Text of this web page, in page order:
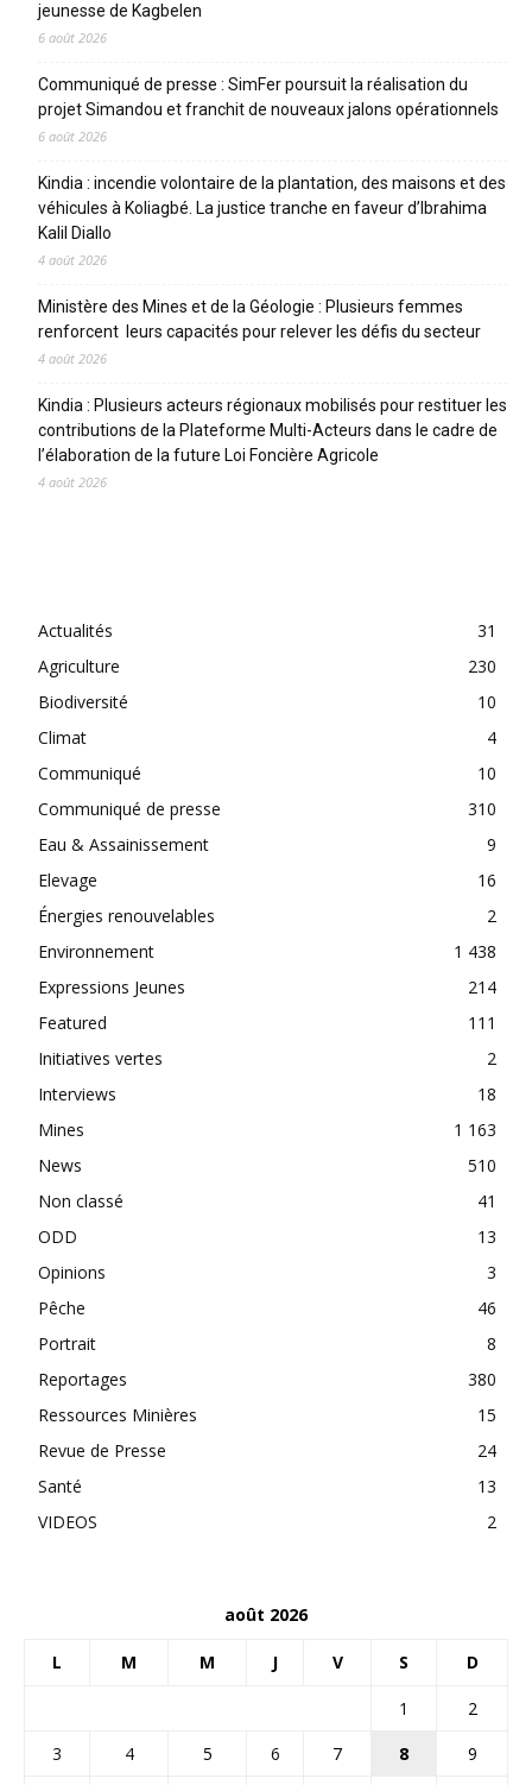
jeunesse de Kagbelen
6 août 2026
Communiqué de presse : SimFer poursuit la réalisation du
projet Simandou et franchit de nouveaux jalons opérationnels
6 août 2026
Kindia : incendie volontaire de la plantation, des maisons et des
véhicules à Koliagbé. La justice tranche en faveur d’Ibrahima
Kalil Diallo
4 août 2026
Ministère des Mines et de la Géologie : Plusieurs femmes
renforcent leurs capacités pour relever les défis du secteur
4 août 2026
Kindia : Plusieurs acteurs régionaux mobilisés pour restituer les
contributions de la Plateforme Multi-Acteurs dans le cadre de
l’élaboration de la future Loi Foncière Agricole
4 août 2026
Actualités
31
Agriculture
230
Biodiversité
10
Climat
4
Communiqué
10
Communiqué de presse
310
Eau & Assainissement
9
Elevage
16
Énergies renouvelables
2
Environnement
1 438
Expressions Jeunes
214
Featured
111
Initiatives vertes
2
Interviews
18
Mines
1 163
News
510
Non classé
41
ODD
13
Opinions
3
Pêche
46
Portrait
8
Reportages
380
Ressources Minières
15
Revue de Presse
24
Santé
13
VIDEOS
2
août 2026
L M M J V S D
1
2
3
4 5 6 7 8
9